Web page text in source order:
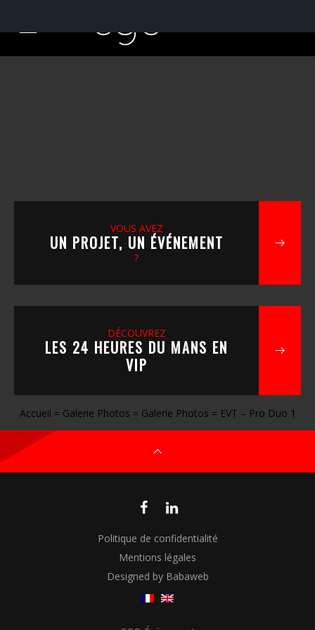
VOUS AVEZ
UN PROJET, UN ÉVÉNEMENT
?
DÉCOUVREZ
LES 24 HEURES DU MANS EN
VIP
Accueil = Galerie Photos = Galerie Photos = EVT – Pro Duo 1
Politique de confidentialité
Mentions légales
Designed by Babaweb